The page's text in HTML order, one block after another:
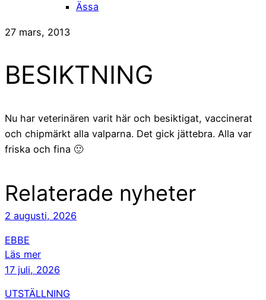
Ässa
27 mars, 2013
BESIKTNING
Nu har veterinären varit här och besiktigat, vaccinerat
och chipmärkt alla valparna. Det gick jättebra. Alla var
friska och fina 🙂
Relaterade nyheter
2 augusti, 2026
EBBE
Läs mer
17 juli, 2026
UTSTÄLLNING